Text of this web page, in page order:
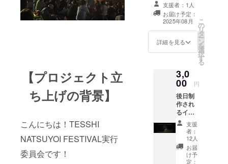
【プロジェクト立
ち上げの背景】
こんにちは！TESSHI
NATSUYOI FESTIVAL実行
委員会です！
支援者：1人
お届け予定：
2025年08月
詳細を見る
こ
の
リ
タ
ー
ン
を
選
択
す
る
3,0
00 円
後日制
作され
るイベ
ント動
画のエ
ンドク
レジッ
トの記
名。 ・
支援
者：
12人
お届
け予
定：